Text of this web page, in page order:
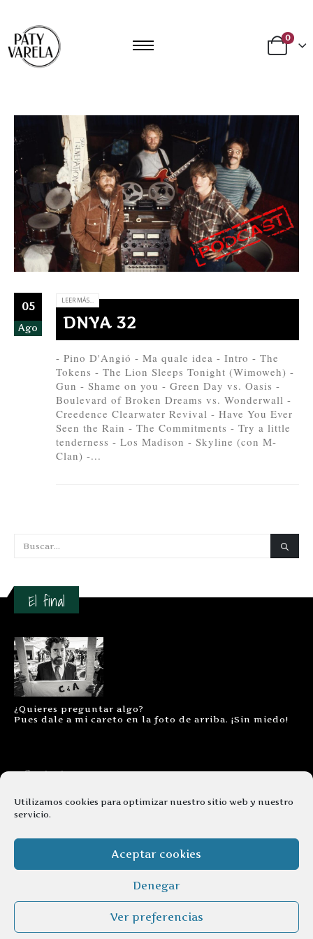
Utilizamos cookies para optimizar nuestro sitio web y nuestro
servicio.
Aceptar cookies
Denegar
Ver preferencias
0
05
Ago
LEER MÁS...
DNYA 32
- Pino D'Angió - Ma quale idea - Intro - The
Tokens - The Lion Sleeps Tonight (Wimoweh) -
Gun - Shame on you - Green Day vs. Oasis -
Boulevard of Broken Dreams vs. Wonderwall -
Creedence Clearwater Revival - Have You Ever
Seen the Rain - The Commitments - Try a little
tenderness - Los Madison - Skyline (con M-
Clan) -...
El final
¿Quieres preguntar algo?
Pues dale a mi careto en la foto de arriba. ¡Sin miedo!
Contacto
Aviso legal
© copyright 2026. Todos los derechos reservados.